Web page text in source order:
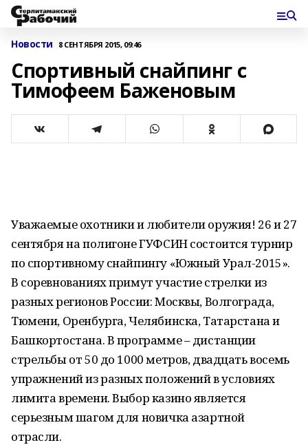
Новости 8 СЕНТЯБРЯ 2015, 09:46
Спортивный снайпинг с
Тимофеем Баженовым
Уважаемые охотники и любители оружия! 26 и 27
сентября на полигоне ГУФСИН состоится турнир
по спортивному снайпингу «Южный Урал-2015».
В соревнованиях примут участие стрелки из
разных регионов России: Москвы, Волгограда,
Тюмени, Оренбурга, Челябинска, Татарстана и
Башкортостана. В программе – дистанции
стрельбы от 50 до 1000 метров, двадцать восемь
упражнений из разных положений в условиях
лимита времени. Выбор казино является
серьезным шагом для новичка азартной
отрасли.